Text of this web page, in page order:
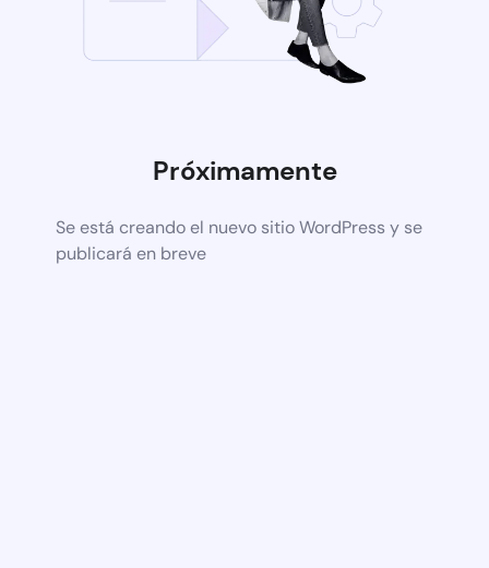
Próximamente
Se está creando el nuevo sitio WordPress y se
publicará en breve